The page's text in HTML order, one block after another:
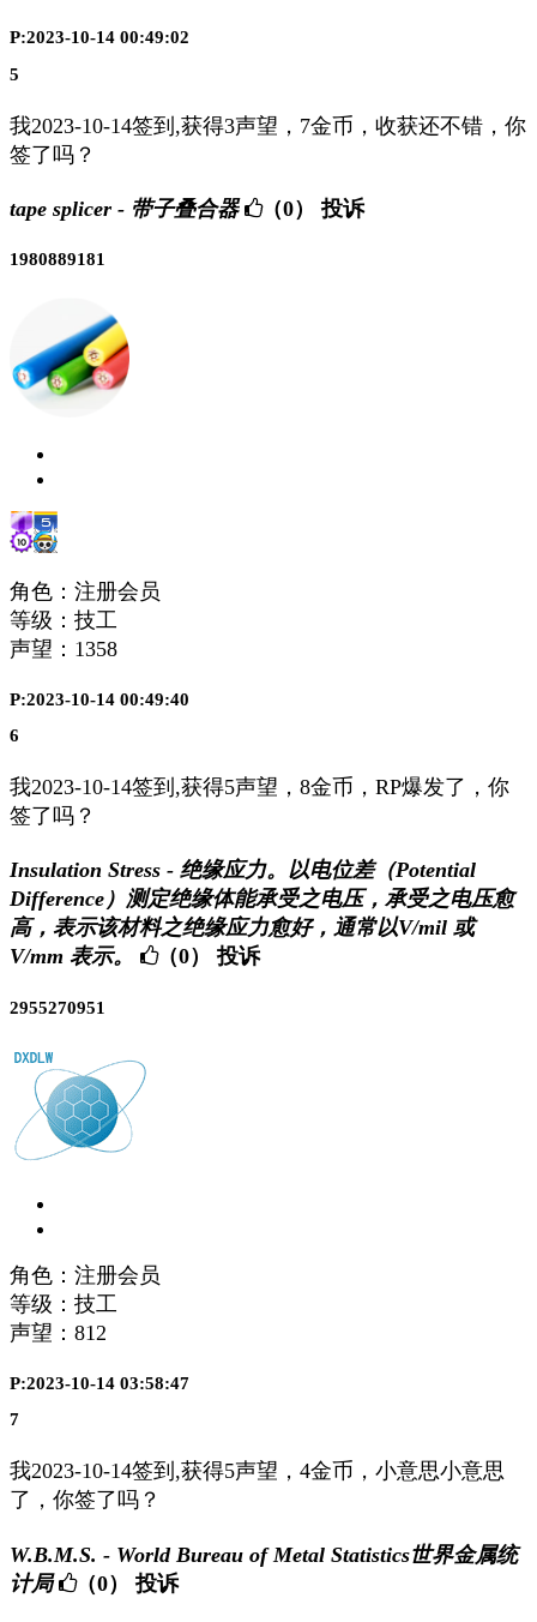
P:2023-10-14 00:49:02
5
我2023-10-14签到,获得3声望，7金币，收获还不错，你
签了吗？
tape splicer - 带子叠合器 （0） 投诉
1980889181
角色：注册会员
等级：技工
声望： 1358
P:2023-10-14 00:49:40
6
我2023-10-14签到,获得5声望，8金币，RP爆发了，你
签了吗？
Insulation Stress - 绝缘应力。以电位差（Potential
Difference）测定绝缘体能承受之电压，承受之电压愈
高，表示该材料之绝缘应力愈好，通常以V/mil 或
V/mm 表示。
（0） 投诉
2955270951
角色：注册会员
等级：技工
声望： 812
P:2023-10-14 03:58:47
7
我2023-10-14签到,获得5声望，4金币，小意思小意思
了，你签了吗？
W.B.M.S. - World Bureau of Metal Statistics世界金属统
计局
（0） 投诉